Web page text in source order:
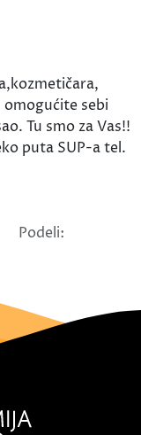
omogućite sebi
Tu smo za Vas!!
puta SUP-a tel.
Podeli: